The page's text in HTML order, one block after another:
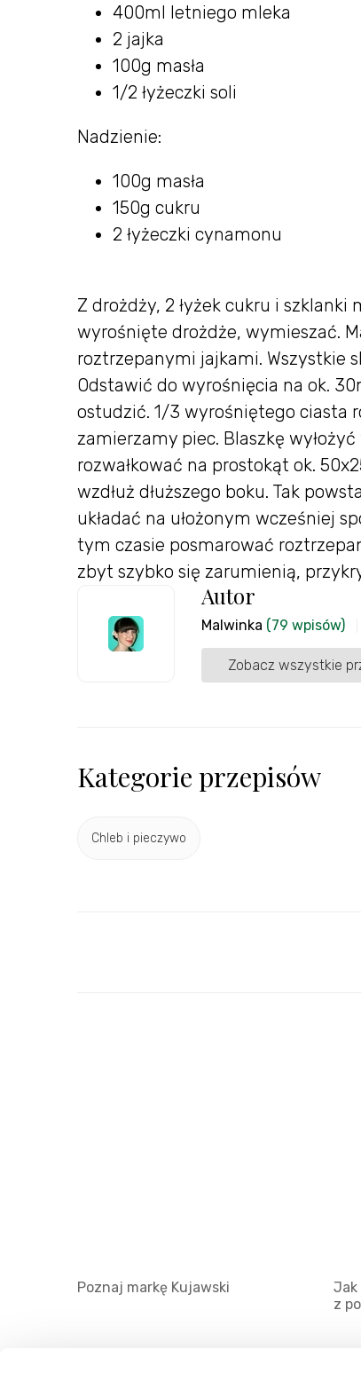
400ml letniego mleka
2 jajka
100g masła
1/2 łyżeczki soli
Nadzienie:
100g masła
150g cukru
2 łyżeczki cynamonu
Z drożdży, 2 łyżek cukru i
wyrośnięte drożdże, wymieszać.
roztrzepanymi jajkami. Wszystkie
Odstawić do wyrośnięcia na ok.
ostudzić. 1/3 wyrośniętego ciasta
zamierzamy piec. Blaszkę
rozwałkować na prostokąt ok.
wzdłuż dłuższego boku. Tak
układać na ułożonym wcześniej
tym czasie posmarować
zbyt szybko się zarumienią,
Autor
Malwinka (79 wpisów)
Zobacz wszystkie
Kategorie przepisów
Chleb i pieczywo
Poznaj markę Kujawski
Jak
z